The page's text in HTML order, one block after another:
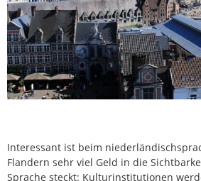
Interessant ist beim
Flandern sehr viel Geld in die
Sprache steckt: Kulturinstitutionen